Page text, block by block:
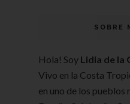
SOBRE
Hola! Soy Lidia de la
Vivo en la Costa
en uno de los pueblos